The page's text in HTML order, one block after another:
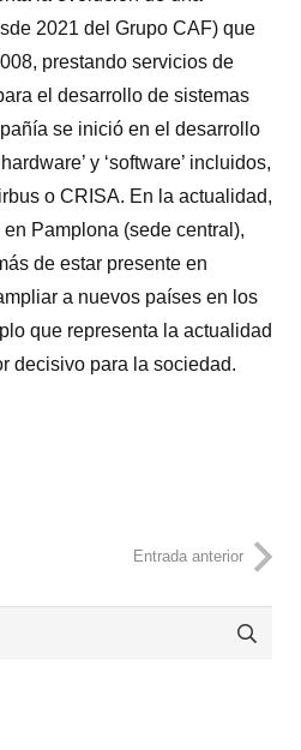
2021 del Grupo CAF) que
prestando servicios de
el desarrollo de sistemas
se inició en el desarrollo
y ‘software’ incluidos,
o CRISA. En la actualidad,
Pamplona (sede central),
de estar presente en
a nuevos países en los
que representa la actualidad
decisivo para la sociedad.
Entrada anterior